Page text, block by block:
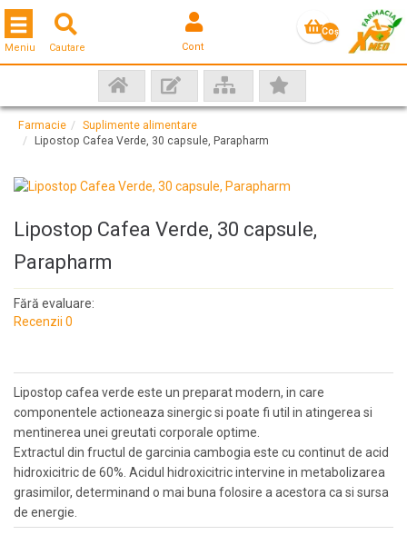
Cautare Cont
Coş
Toggle navigation
Meniu
Farmacie
Suplimente alimentare
Lipostop Cafea Verde, 30 capsule, Parapharm
Lipostop Cafea Verde, 30 capsule,
Parapharm
Fără evaluare:
Recenzii 0
Lipostop cafea verde este un preparat modern, in care
componentele actioneaza sinergic si poate fi util in atingerea si
mentinerea unei greutati corporale optime.
Extractul din fructul de garcinia cambogia este cu continut de acid
hidroxicitric de 60%. Acidul hidroxicitric intervine in metabolizarea
grasimilor, determinand o mai buna folosire a acestora ca si sursa
de energie.